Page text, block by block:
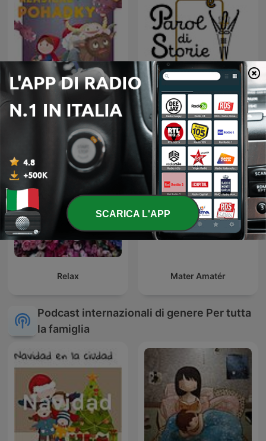
Klasické pohádky Mitologia
Relax Mater Amatér
Podcast internazionali di genere Per tutta
la famiglia
SCARICA L'APP